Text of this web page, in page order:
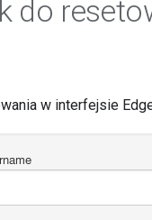
do
w interfejsie